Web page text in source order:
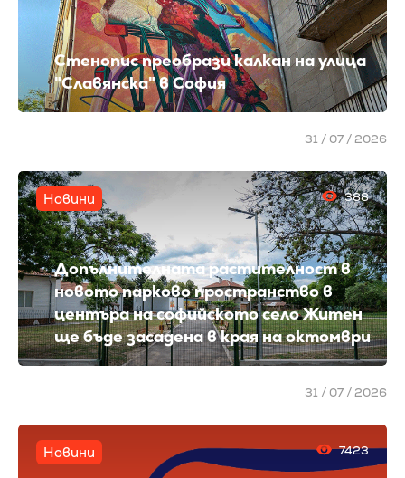
Стенопис преобрази калкан на улица
"Славянска" в София
31 / 07 / 2026
Допълнителната растителност в
новото парково пространство в
центъра на софийското село Житен
ще бъде засадена в края на октомври
Новини 388
31 / 07 / 2026
Новини 7423